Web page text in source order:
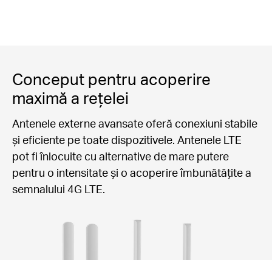
Conceput pentru acoperire
maximă a rețelei
Antenele externe avansate oferă conexiuni stabile
și eficiente pe toate dispozitivele. Antenele LTE
pot fi înlocuite cu alternative de mare putere
pentru o intensitate și o acoperire îmbunătățite a
semnalului 4G LTE.